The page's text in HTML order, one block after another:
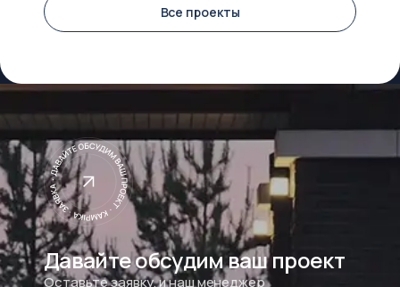
Все проекты
Давайте обсудим ваш проект
Оставьте заявку, и наш менеджер